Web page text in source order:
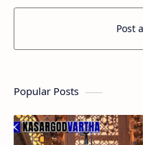
Post
Popular Posts